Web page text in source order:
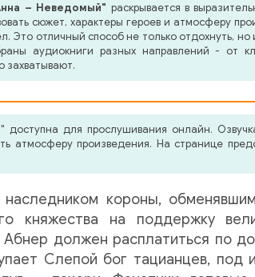
– Неведомый" раскрывается в
сюжет, характеры героев и атмосферу
Это отличный способ не только отдохнуть,
аудиокниги разных направлений - от
захватывают.
для прослушивания онлайн.
атмосферу произведения. На странице
короны,
княжества на поддержку
должен расплатиться по
Слепой бог тацианцев, под